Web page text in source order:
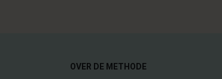
OVER DE METHODE